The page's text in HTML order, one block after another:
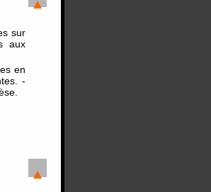
sur
aux
en
-